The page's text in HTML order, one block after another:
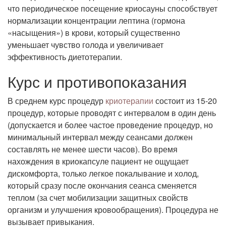
что периодическое посещение криосауны способствует
нормализации концентрации лептина (гормона
«насыщения») в крови, который существенно
уменьшает чувство голода и увеличивает
эффективность диетотерапии.
Курс и противопоказания
В среднем курс процедур криотерапии состоит из 15-20
процедур, которые проводят с интервалом в один день
(допускается и более частое проведение процедур, но
минимальный интервал между сеансами должен
составлять не менее шести часов). Во время
нахождения в криокапсуле пациент не ощущает
дискомфорта, только легкое покалывание и холод,
который сразу после окончания сеанса сменяется
теплом (за счет мобилизации защитных свойств
организм и улучшения кровообращения). Процедура не
вызывает привыкания.